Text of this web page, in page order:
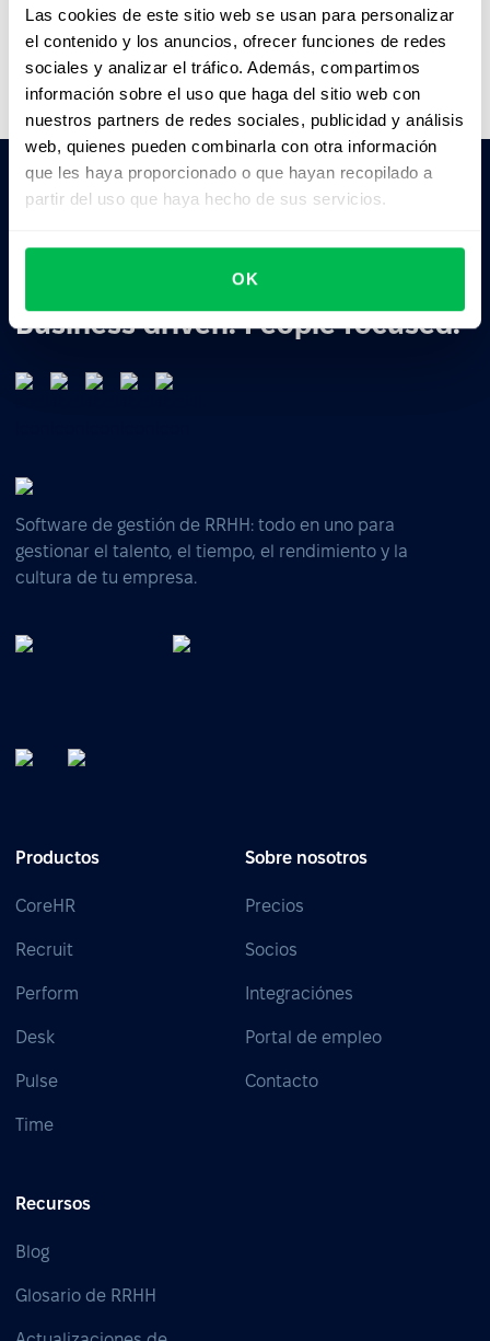
Las cookies de este sitio web se usan para personalizar
el contenido y los anuncios, ofrecer funciones de redes
sociales y analizar el tráfico. Además, compartimos
información sobre el uso que haga del sitio web con
nuestros partners de redes sociales, publicidad y análisis
web, quienes pueden combinarla con otra información
que les haya proporcionado o que hayan recopilado a
partir del uso que haya hecho de sus servicios.
OK
CPAs
Business driven. People focused.
Software de gestión de RRHH: todo en uno para
gestionar el talento, el tiempo, el rendimiento y la
cultura de tu empresa.
Productos
CoreHR
Recruit
Perform
Desk
Pulse
Time
Sobre nosotros
Precios
Socios
Integraciónes
Portal de empleo
Contacto
Recursos
Blog
Glosario de RRHH